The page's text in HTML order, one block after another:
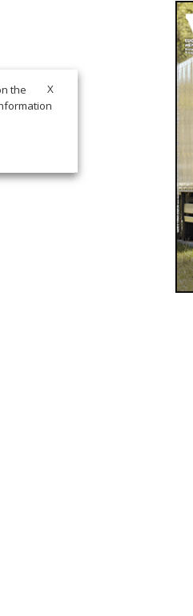
X
the